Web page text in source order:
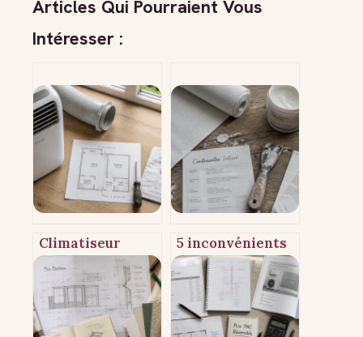
Articles Qui Pourraient Vous
Intéresser :
Climatiseur
monobloc sans
unité extérieure :
l’alternative
efficace pour
5 inconvénients
du papier peint
intissé : pourquoi
ce revêtement
n’est pas toujours